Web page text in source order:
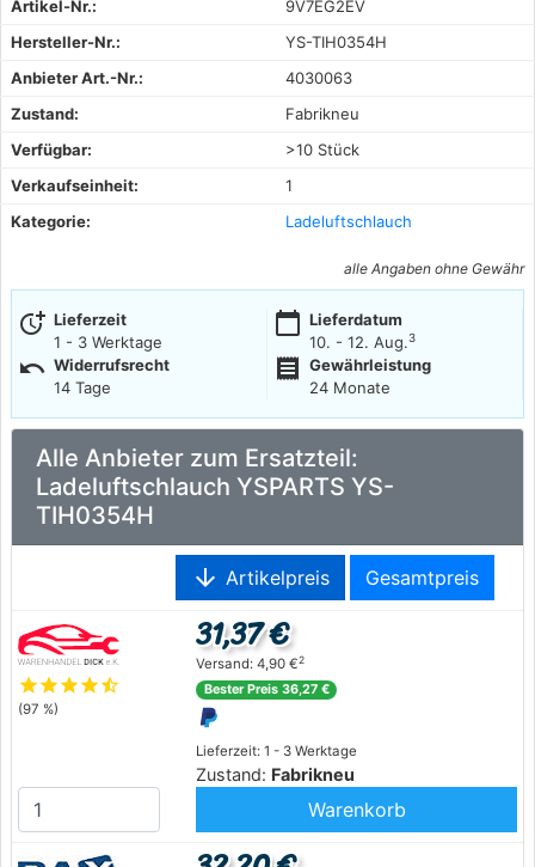
Artikel-Nr.:
9V7EG2EV
Hersteller-Nr.:
YS-TIH0354H
Anbieter Art.-Nr.:
4030063
Zustand:
Fabrikneu
Verfügbar:
>10 Stück
Verkaufseinheit:
1
Kategorie:
Ladeluftschlauch
alle Angaben ohne Gewähr
more_time Lieferzeit
1 - 3 Werktage
calendar_today Lieferdatum
10. - 12. Aug.3
undo Widerrufsrecht
14 Tage
receipt
Gewährleistung
24 Monate
Alle Anbieter zum Ersatzteil:
Ladeluftschlauch YSPARTS YS-
TIH0354H
arrow_downward Artikelpreis Gesamtpreis
starstarstarstarstar_half
(97 %)
Lieferzeit: 1 - 3 Werktage
Zustand: Fabrikneu
31,37 €
Versand: 4,90 €2
Bester Preis 36,27 €
Warenkorb